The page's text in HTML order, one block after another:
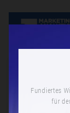
Fundiertes
für